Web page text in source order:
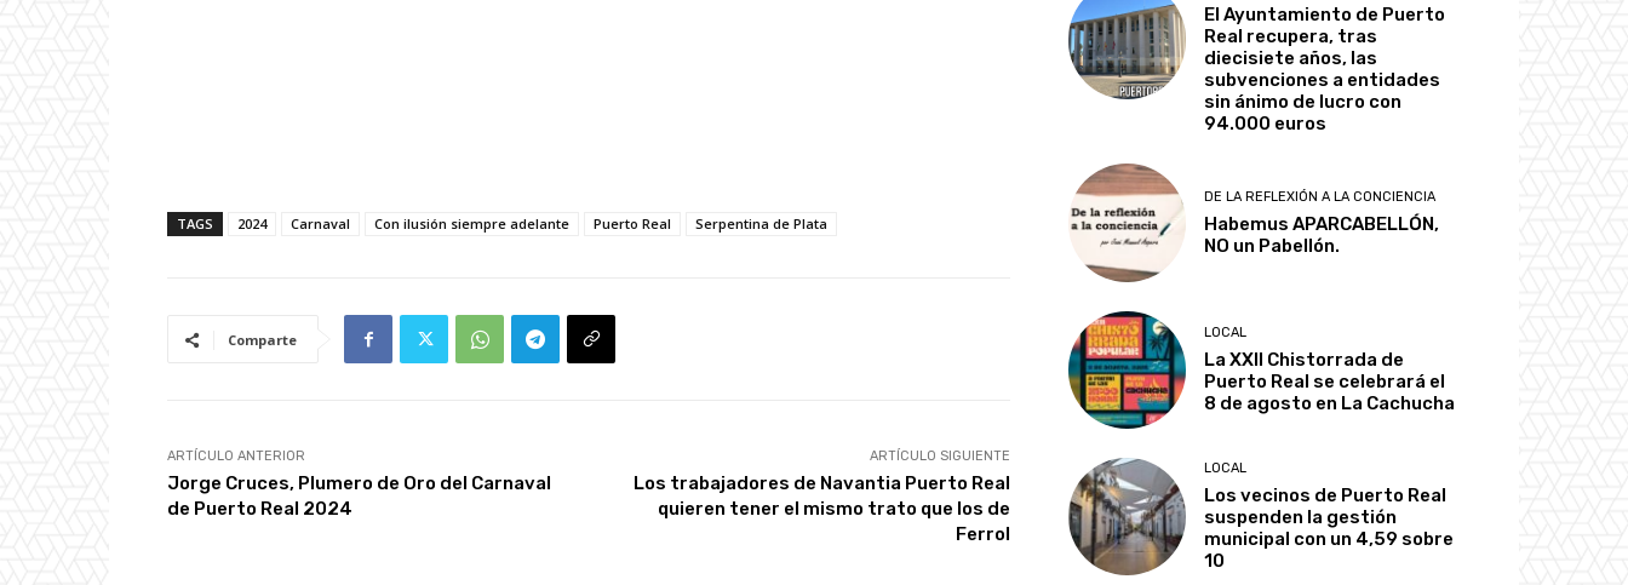
TAGS 2024 Carnaval Con ilusión siempre adelante Puerto Real Serpentina de Plata
Comparte
ARTÍCULO ANTERIOR
Jorge Cruces, Plumero de Oro del Carnaval
de Puerto Real 2024
ARTÍCULO SIGUIENTE
Los trabajadores de Navantia Puerto Real
quieren tener el mismo trato que los de
Ferrol
El Ayuntamiento de Puerto
Real recupera, tras
diecisiete años, las
subvenciones a entidades
sin ánimo de lucro con
94.000 euros
DE LA REFLEXIÓN A LA CONCIENCIA
Habemus APARCABELLÓN,
NO un Pabellón.
LOCAL
La XXII Chistorrada de
Puerto Real se celebrará el
8 de agosto en La Cachucha
LOCAL
Los vecinos de Puerto Real
suspenden la gestión
municipal con un 4,59 sobre
10